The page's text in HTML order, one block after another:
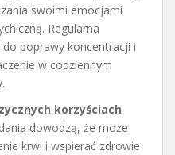
swoimi emocjami
Regularna
poprawy koncentracji i
w codziennym
korzyściach
dowodzą, że może
krwi i wspierać zdrowie